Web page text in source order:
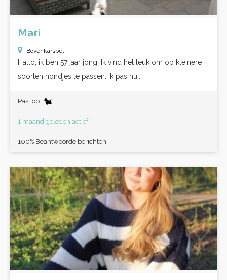
Mari
Bovenkarspel
Hallo, ik ben 57 jaar jong. Ik vind het leuk om op kleinere
soorten hondjes te passen. Ik pas nu...
Past op:
1 maand geleden actief
100% Beantwoorde berichten